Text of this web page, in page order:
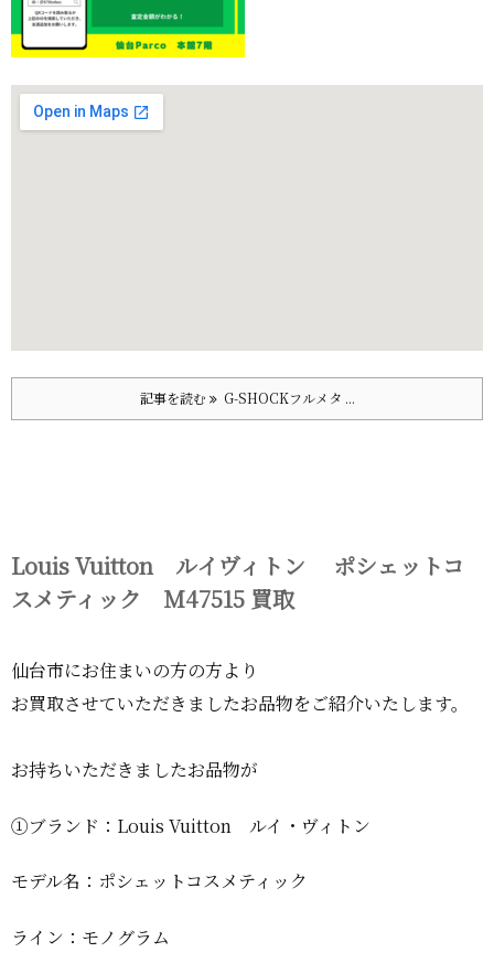
記事を読む G-SHOCKフルメタ ...
Louis Vuitton ルイヴィトン ポシェットコ
スメティック M47515 買取
仙台市にお住まいの方の方より
お買取させていただきましたお品物をご紹介いたします。
お持ちいただきましたお品物が
①ブランド：Louis Vuitton ルイ・ヴィトン
モデル名：ポシェットコスメティック
ライン：モノグラム